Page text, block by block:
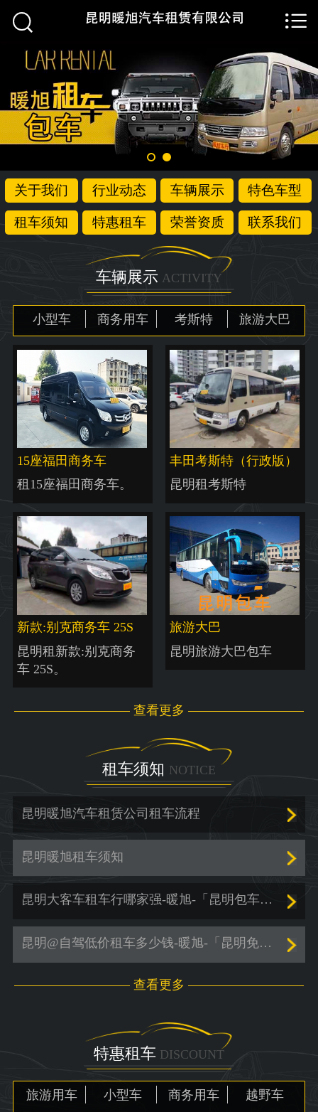
 首页
关于我们
行业动态
车辆展示
租车须知
特惠租车
荣誉资质
联系我们


关于我们 行业动态 车辆展示 特色车型
租车须知 特惠租车 荣誉资质 联系我们
车辆展示 ACTIVITY
小型车 商务用车 考斯特 旅游大巴
15座福田商务车
租15座福田商务车。
丰田考斯特（行政版）
昆明租考斯特
新款:别克商务车 25S
昆明租新款:别克商务
车 25S。
旅游大巴
昆明旅游大巴包车
查看更多
租车须知 NOTICE
昆明暖旭汽车租赁公司租车流程
昆明暖旭租车须知
昆明大客车租车行哪家强-暖旭-「昆明包车服务价格」
昆明@自驾低价租车多少钱-暖旭-「昆明免押金租车」
查看更多
特惠租车 DISCOUNT
旅游用车 小型车 商务用车 越野车